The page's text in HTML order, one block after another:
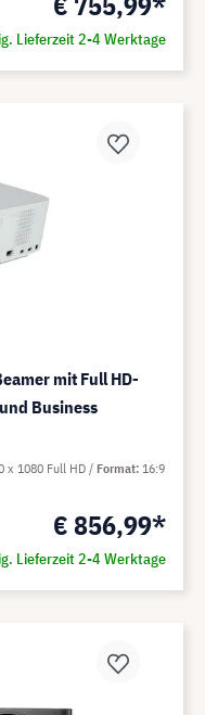
Lieferzeit 2-4 Werktage
mit Full HD-
Business
€ 856,99*
Lieferzeit 2-4 Werktage
x 1080 Full HD Format 16:9